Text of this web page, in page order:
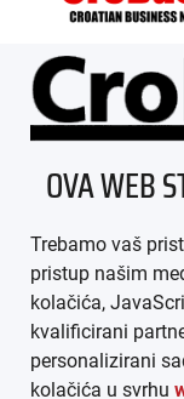
OVA WEB
Trebamo vaš
pristup našim
kolačića,
kvalificirani
personalizirani
kolačića u svrhu